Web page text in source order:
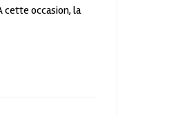
cette occasion, la